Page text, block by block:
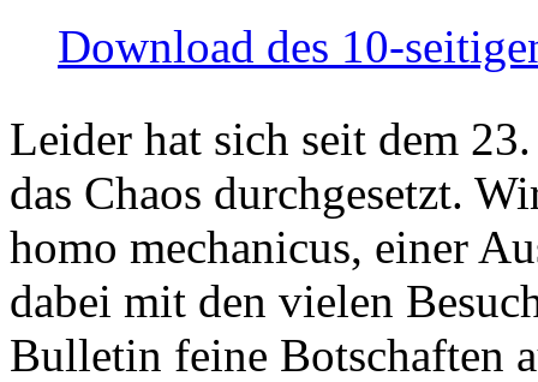
Download des 10-
Leider hat sich seit dem
das Chaos durchgesetzt.
homo mechanicus, einer
dabei mit den vielen
Bulletin feine Botschaften